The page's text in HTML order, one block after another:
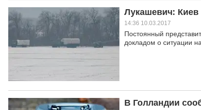
Лукашевич: Киев
14:36 10.03.2017
Постоянный
докладом о ситуации
В Голландии